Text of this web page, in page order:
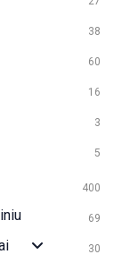
38
60
16
3
5
400
69
30